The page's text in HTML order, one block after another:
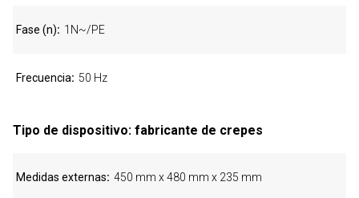
Fase (n) 1N~/PE
Frecuencia 50 Hz
Tipo de dispositivo: fabricante de crepes
Medidas externas 450 mm x 480 mm x 235 mm